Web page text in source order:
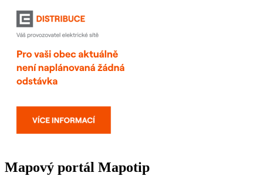
Mapový portál Mapotip